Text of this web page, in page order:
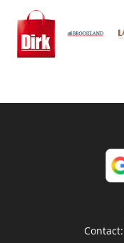
Contact: